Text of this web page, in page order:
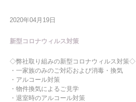
2020年04月19日
新型コロナウィルス対策
◇弊社取り組みの新型コロナウィルス対策◇
・一家族のみのご対応および消毒・換気
・アルコール対策
・物件換気によるご見学
・退室時のアルコール対策